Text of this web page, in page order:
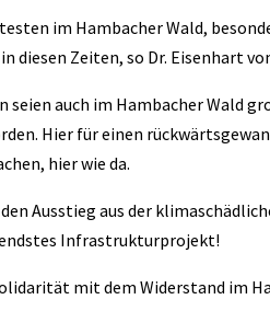
im Hambacher Wald,
diesen Zeiten, so Dr. Eisenhart
seien auch im Hambacher Wald
Hier für einen
hier wie da.
Ausstieg aus der
Infrastrukturprojekt!
mit dem Widerstand im